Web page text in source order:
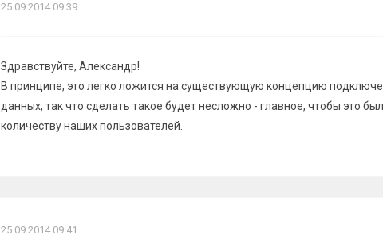
25.09.2014 09:39
Здравствуйте, Александр!
В принципе, это легко ложится на существующую концепцию
данных, так что сделать такое будет несложно - главное, чтобы это
количеству наших пользователей.
25.09.2014 09:41